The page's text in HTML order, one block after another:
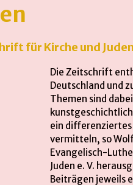
für Kirche und
Die Zeitschrift
Deutschland und
Themen sind
ein differenziertes
vermitteln, so
Evangelisch-
Juden e. V.
Beiträgen jeweils